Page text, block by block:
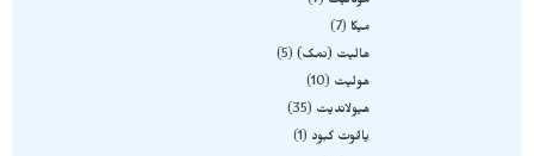
میکا
7
هالیت (نمک) 5
هولیت
10
هیولاندیت
35
یاقوت کبود
1